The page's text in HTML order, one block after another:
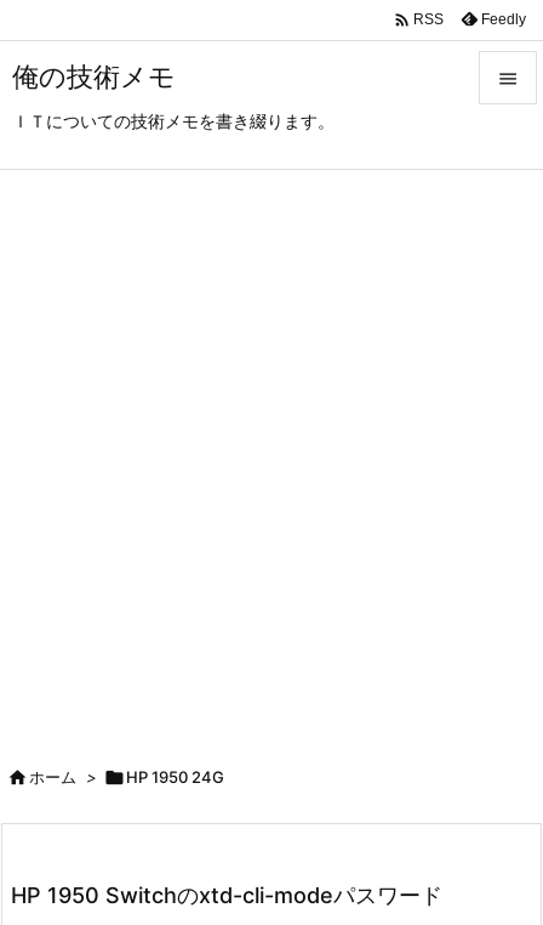
俺の技術メモ
ＩＴについての技術メモを書き綴ります。

 RSS Feedly
ホーム > HP 1950 24G
HP 1950 Switchのxtd-cli-modeパスワード